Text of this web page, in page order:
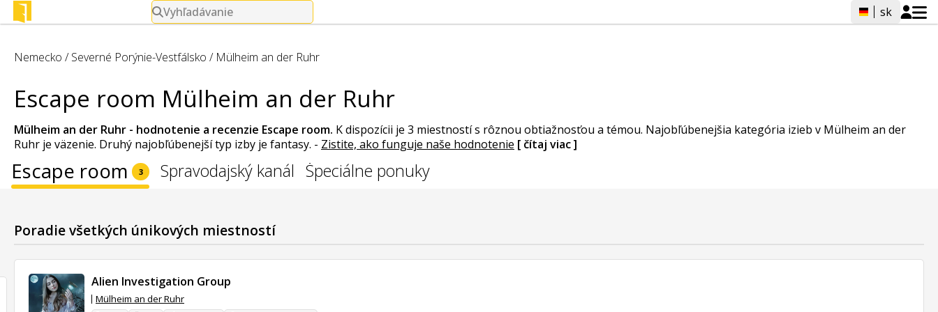
Vyhľadávanie sk
Nemecko /Severné Porýnie-Vestfálsko / Mülheim an der Ruhr
Escape room Mülheim an der Ruhr
Mülheim an der Ruhr - hodnotenie a recenzie Escape room. K dispozícii je 3 miestností s rôznou obtiažnosťou a témou. Najobľúbenejšia kategória izieb v Mülheim an der
Ruhr je väzenie. Druhý najobľúbenejší typ izby je fantasy. - Zistite, ako funguje naše hodnotenie [ čítaj viac ]
Escape room 3 Spravodajský kanál Špeciálne ponuky
Poradie všetkých únikových miestností
Alien Investigation Group
Mülheim an der Ruhr